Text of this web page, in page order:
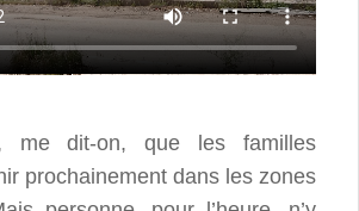
me dit-on, que les familles
prochainement dans les zones